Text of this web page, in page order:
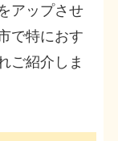
アップさせ
で特におす
ご紹介しま